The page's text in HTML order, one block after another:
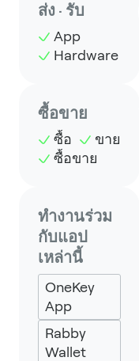
ส่ง · รับ
App
Hardware
ซื้อขาย
ซื้อ
ขาย
ซื้อขาย
ทำงานร่วม
กับแอป
เหล่านี้
OneKey
App
Rabby
Wallet